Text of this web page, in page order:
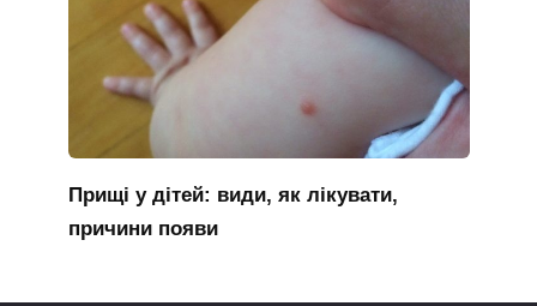
Прищі у дітей: види, як лікувати,
причини появи